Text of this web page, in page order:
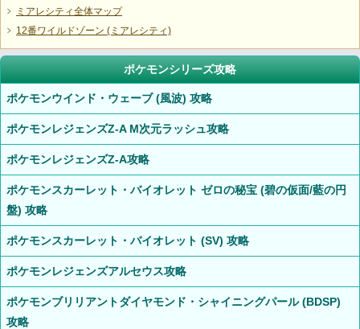
ミアレシティ全体マップ
12番ワイルドゾーン (ミアレシティ)
ポケモンシリーズ攻略
ポケモンウインド・ウェーブ (風波) 攻略
ポケモンレジェンズZ-A M次元ラッシュ攻略
ポケモンレジェンズZ-A攻略
ポケモンスカーレット・バイオレット ゼロの秘宝 (碧の仮面/藍の円
盤) 攻略
ポケモンスカーレット・バイオレット (SV) 攻略
ポケモンレジェンズアルセウス攻略
ポケモンブリリアントダイヤモンド・シャイニングパール (BDSP)
攻略